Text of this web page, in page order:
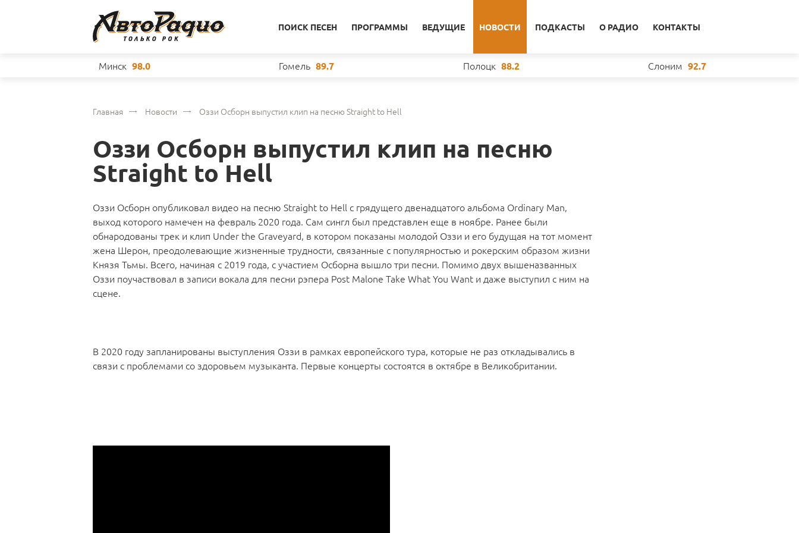
ПОИСК ПЕСЕН ПРОГРАММЫ ВЕДУЩИЕ НОВОСТИ ПОДКАСТЫ О РАДИО КОНТАКТЫ
Минск 98.0 Гомель 89.7 Полоцк 88.2 Слоним 92.7
Главная Новости Оззи Осборн выпустил клип на песню Straight to Hell
Оззи Осборн выпустил клип на песню
Straight to Hell
Оззи Осборн опубликовал видео на песню Straight to Hell с грядущего двенадцатого альбома Ordinary Man,
выход которого намечен на февраль 2020 года. Сам сингл был представлен еще в ноябре. Ранее были
обнародованы трек и клип Under the Graveyard, в котором показаны молодой Оззи и его будущая на тот момент
жена Шерон, преодолевающие жизненные трудности, связанные с популярностью и рокерским образом жизни
Князя Тьмы. Всего, начиная с 2019 года, с участием Осборна вышло три песни. Помимо двух вышеназванных
Оззи поучаствовал в записи вокала для песни рэпера Post Malone Take What You Want и даже выступил с ним на
сцене.
В 2020 году запланированы выступления Оззи в рамках европейского тура, которые не раз откладывались в
связи с проблемами со здоровьем музыканта. Первые концерты состоятся в октябре в Великобритании.